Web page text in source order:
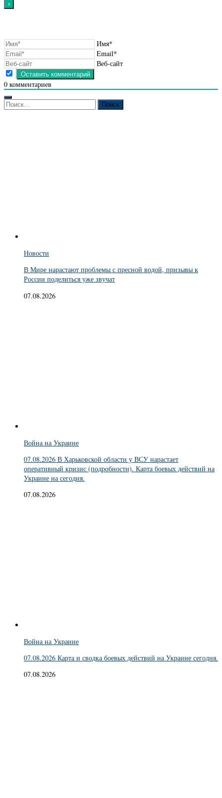
Имя*
Email*
Веб-сайт
0 комментариев
Найти:
Новости
В Мире нарастают проблемы с пресной водой, призывы к
России поделиться уже звучат
07.08.2026
Война на Украине
07.08.2026 В Харьковской области у ВСУ нарастает
оперативный кризис (подробности). Карта боевых действий на
Украине на сегодня.
07.08.2026
Война на Украине
07.08.2026 Карта и сводка боевых действий на Украине сегодня.
07.08.2026